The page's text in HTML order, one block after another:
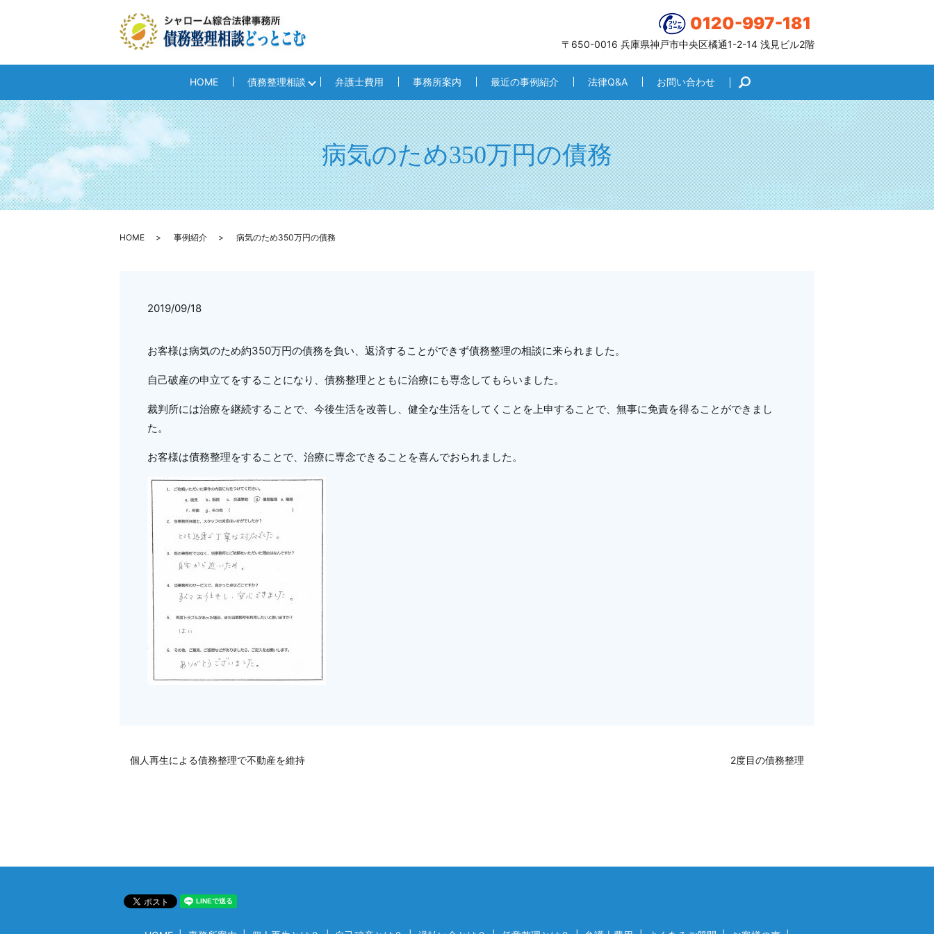
0120-997-181
〒650-0016 兵庫県神戸市中央区橘通1-2-14 浅見ビル2階
HOME 債務整理相談 弁護士費用 事務所案内 最近の事例紹介 法律Q&A お問い合わせ search
病気のため350万円の債務
HOME 事例紹介 病気のため350万円の債務
2019/09/18
お客様は病気のため約350万円の債務を負い、返済することができず債務整理の相談に来られました。
自己破産の申立てをすることになり、債務整理とともに治療にも専念してもらいました。
裁判所には治療を継続することで、今後生活を改善し、健全な生活をしてくことを上申することで、無事に免責を得ることができまし
た。
お客様は債務整理をすることで、治療に専念できることを喜んでおられました。
個人再生による債務整理で不動産を維持 2度目の債務整理